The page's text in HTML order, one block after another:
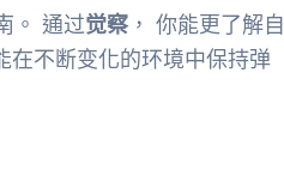
。 通过觉察 ， 你能更了解自
在不断变化的环境中保持弹